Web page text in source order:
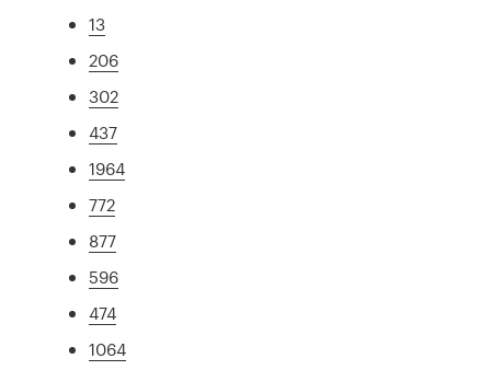
13
206
302
437
1964
772
877
596
474
1064